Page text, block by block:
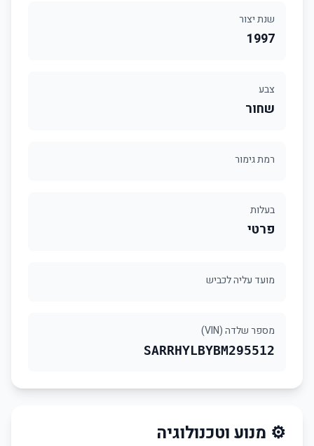
שנת יצור
1997
צבע
שחור
רמת גימור
בעלות
פרטי
מועד עליה לכביש
מספר שלדה (VIN)
SARRHYLBYBM295512
⚙️ מנוע וטכנולוגיה